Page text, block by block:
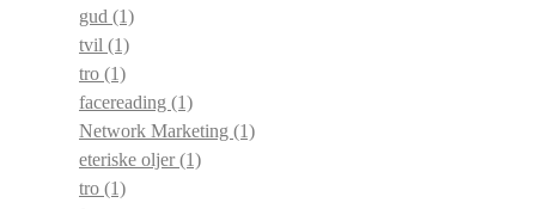
gud (1)
tvil (1)
tro (1)
facereading (1)
Network Marketing (1)
eteriske oljer(1)
tro (1)